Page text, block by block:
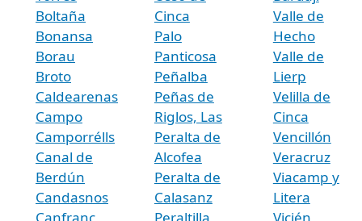
Boltaña
Bonansa
Borau
Broto
Caldearenas
Campo
Camporrélls
Canal de
Berdún
Candasnos
Canfranc
Cinca
Palo
Panticosa
Peñalba
Peñas de
Riglos, Las
Peralta de
Alcofea
Peralta de
Calasanz
Peraltilla
Valle de
Hecho
Valle de
Lierp
Velilla de
Cinca
Vencillón
Veracruz
Viacamp y
Litera
Vicién